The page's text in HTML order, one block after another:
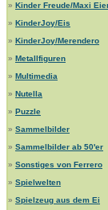
» Kinder Freude/Maxi
» KinderJoy/Eis
» KinderJoy/Merendero
» Metallfiguren
» Multimedia
» Nutella
» Puzzle
» Sammelbilder
» Sammelbilder ab 50'er
» Sonstiges von Ferrero
» Spielwelten
» Spielzeug aus dem Ei